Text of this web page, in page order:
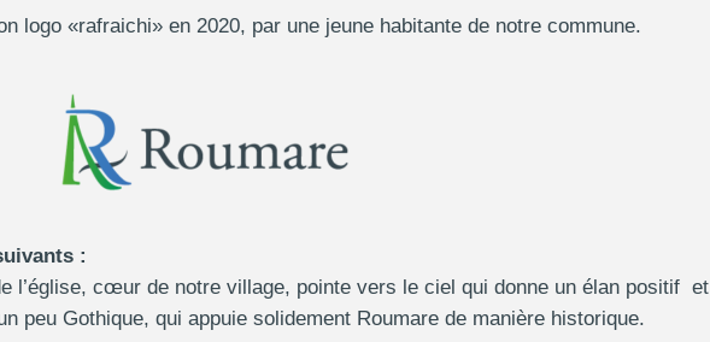
logo «rafraichi» en 2020, par une jeune habitante de notre commune.
:
l’église, cœur de notre village, pointe vers le ciel qui donne un élan positif et
peu Gothique, qui appuie solidement Roumare de manière historique.